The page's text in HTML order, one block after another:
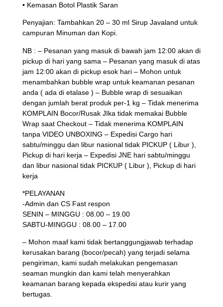
• Kemasan Botol Plastik Saran
Penyajian: Tambahkan 20 – 30 ml Sirup Javaland untuk
campuran Minuman dan Kopi.
NB : – Pesanan yang masuk di bawah jam 12:00 akan di
pickup di hari yang sama – Pesanan yang masuk di atas
jam 12:00 akan di pickup esok hari – Mohon untuk
menambahkan bubble wrap untuk keamanan pesanan
anda ( ada di etalase ) – Bubble wrap di sesuaikan
dengan jumlah berat produk per-1 kg – Tidak menerima
KOMPLAIN Bocor/Rusak JIka tidak memakai Bubble
Wrap saat Checkout – Tidak menerima KOMPLAIN
tanpa VIDEO UNBOXING – Expedisi Cargo hari
sabtu/minggu dan libur nasional tidak PICKUP ( Libur ),
Pickup di hari kerja – Expedisi JNE hari sabtu/minggu
dan libur nasional tidak PICKUP ( Libur ), Pickup di hari
kerja
*PELAYANAN
-Admin dan CS Fast respon
SENIN – MINGGU : 08.00 – 19.00
SABTU-MINGGU : 08.00 – 17.00
– Mohon maaf kami tidak bertanggungjawab terhadap
kerusakan barang (bocor/pecah) yang terjadi selama
pengiriman, kami sudah melakukan pengemasan
seaman mungkin dan kami telah menyerahkan
keamanan barang kepada ekspedisi atau kurir yang
bertugas.